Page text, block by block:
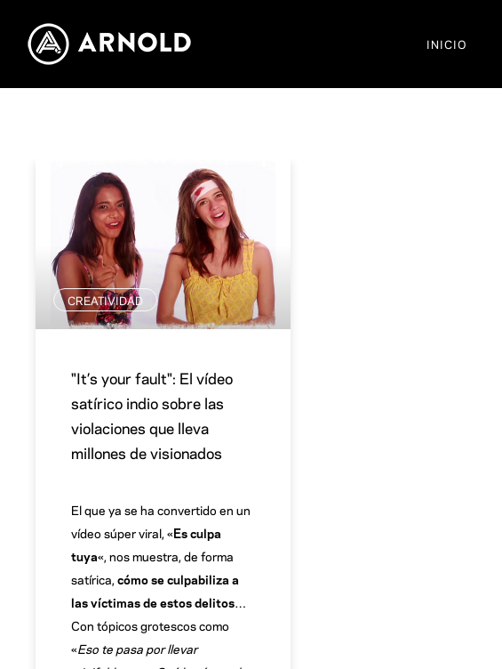
INICIO
CREATIVIDAD
"It’s your fault": El vídeo
satírico indio sobre las
violaciones que lleva
millones de visionados
El que ya se ha convertido en un
vídeo súper viral, «Es culpa
tuya«, nos muestra, de forma
satírica,cómo se culpabiliza a
las víctimas de estos delitos…
Con tópicos grotescos como
«Eso te pasa por llevar